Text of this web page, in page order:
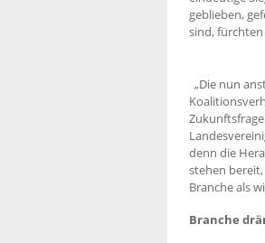
geblieben,
sind,
„Die nun
denn die
stehen
Branche als
Branche